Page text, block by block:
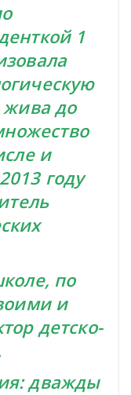
1
жива до
и
году
по
и
детско-
дважды